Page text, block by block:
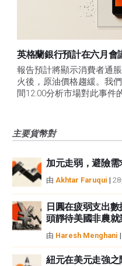
英格蘭銀行預計在六月會
報告預計將顯示消費者通
火後，原油價格趨緩。我
間12:00分析市場對此事件
主要貨幣對
加元走弱，避險
由 Akhtar Faruqui |
日圓在疲弱支出
頭靜待美國非農就
由 Haresh Menghani |
紐元在美元走強之